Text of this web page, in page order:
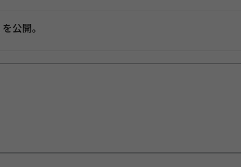
を公開。